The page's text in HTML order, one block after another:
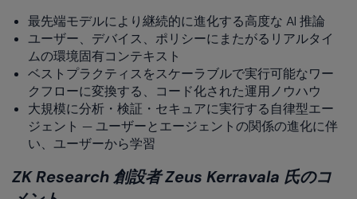
最先端モデルにより継続的に進化する高度な AI 推論
ユーザー、デバイス、ポリシーにまたがるリアルタイ
ムの環境固有コンテキスト
ベストプラクティスをスケーラブルで実行可能なワー
クフローに変換する、コード化された運用ノウハウ
大規模に分析・検証・セキュアに実行する自律型エー
ジェント — ユーザーとエージェントの関係の進化に伴
い、ユーザーから学習
ZK Research 創設者 Zeus Kerravala 氏のコ